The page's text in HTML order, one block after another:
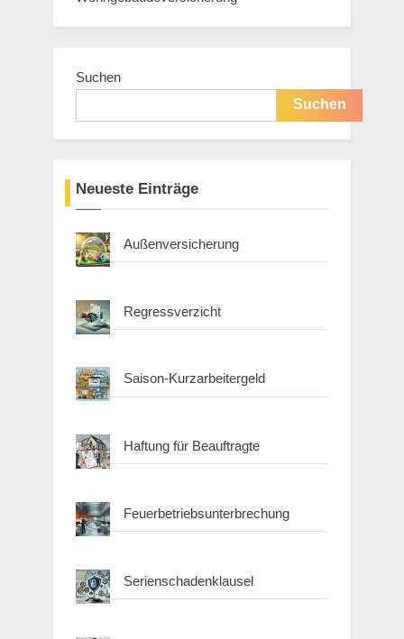
Suchen
Suchen
Neueste Einträge
Außenversicherung
Regressverzicht
Saison-Kurzarbeitergeld
Haftung für Beauftragte
Feuerbetriebsunterbrechung
Serienschadenklausel